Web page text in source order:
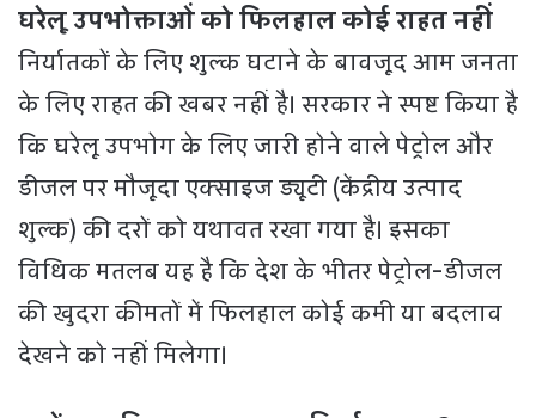
घरेलू उपभोक्ताओं को फिलहाल कोई राहत नहीं
निर्यातकों के लिए शुल्क घटाने के बावजूद आम जनता
के लिए राहत की खबर नहीं है। सरकार ने स्पष्ट किया है
कि घरेलू उपभोग के लिए जारी होने वाले पेट्रोल और
डीजल पर मौजूदा एक्साइज ड्यूटी (केंद्रीय उत्पाद
शुल्क) की दरों को यथावत रखा गया है। इसका
विधिक मतलब यह है कि देश के भीतर पेट्रोल-डीजल
की खुदरा कीमतों में फिलहाल कोई कमी या बदलाव
देखने को नहीं मिलेगा।